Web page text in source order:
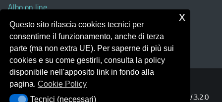
Albo on line
Amministrazione Trasparente
Obiettivi di Accessibilità
Whistleblowing
Portale realizzato con la piattaforma
Template Italia configurato sul tema accessibile
V.3.2.0
Questo sito rilascia cookies tecnici per
consentirne il funzionamento, anche di terza
parte (ma non extra UE). Per saperne di più sui
cookies e su come gestirli, consulta la policy
disponibile nell'apposito link in fondo alla
pagina.Cookie Policy
Tecnici (necessari)
Tecnici (necessari)
x